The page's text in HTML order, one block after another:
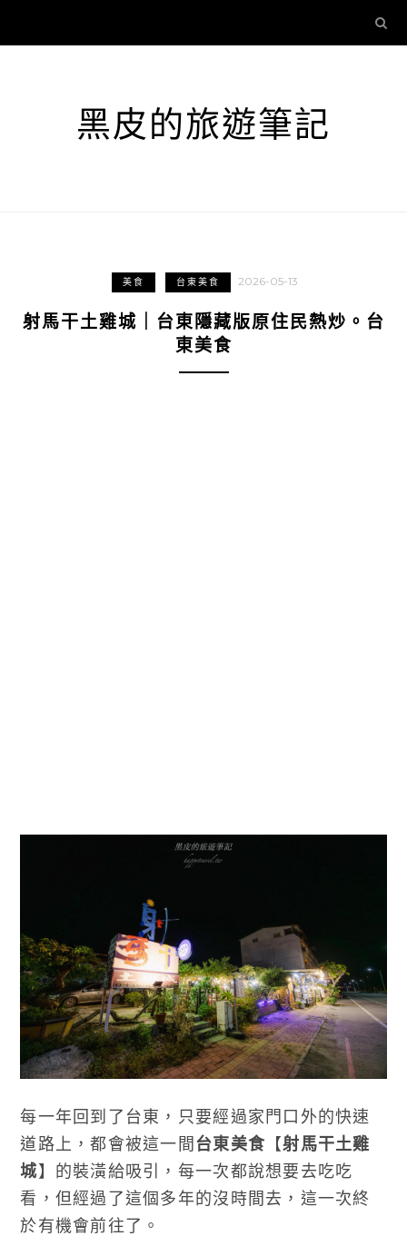
黑皮的旅遊筆記
美食 台東美食 2026-05-13
射馬干土雞城｜台東隱藏版原住民熱炒。台
東美食
每一年回到了台東，只要經過家門口外的快速
道路上，都會被這一間 台東美食 【射馬干土雞
城】的裝潢給吸引，每一次都說想要去吃吃
看，但經過了這個多年的沒時間去，這一次終
於有機會前往了。